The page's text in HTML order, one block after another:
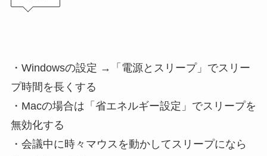
・Windowsの設定 →「電源とスリープ」でスリー
プ時間を長くする
・Macの場合は「省エネルギー設定」でスリープを
無効化する
・会議中に時々マウスを動かしてスリープになら